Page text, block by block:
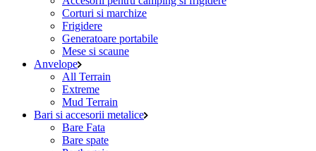
Corturi si marchize
Frigidere
Generatoare portabile
Mese si scaune
Anvelope
All Terrain
Extreme
Mud Terrain
Bari si accesorii metalice
Bare Fata
Bare spate